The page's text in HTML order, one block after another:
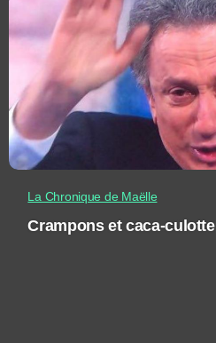
La Chronique de Maëlle
Crampons et caca-culotte